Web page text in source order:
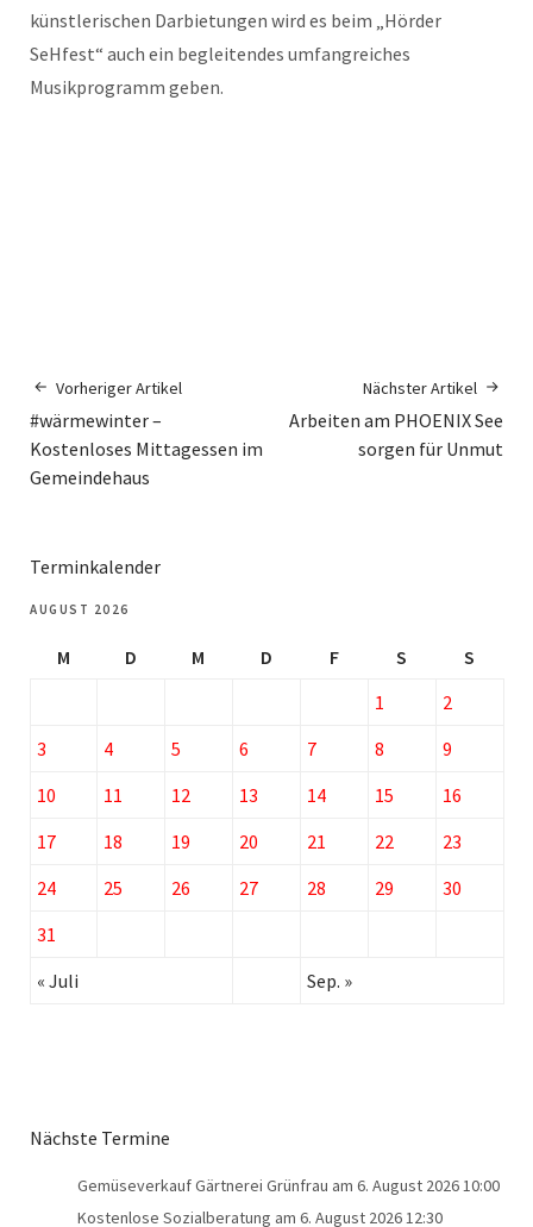
künstlerischen Darbietungen wird es beim „Hörder
SeHfest“ auch ein begleitendes umfangreiches
Musikprogramm geben.
Vorheriger Artikel
#wärmewinter –
Kostenloses Mittagessen im
Gemeindehaus
Nächster Artikel
Arbeiten am PHOENIX See
sorgen für Unmut
Terminkalender
AUGUST 2026
M D M D F S
S
1
2
3
4 5 6 7 8
9
10
11 12 13 14 15
16
17
18 19 20 21 22
23
24
25 26 27 28 29
30
31
« Juli
Sep. »
Nächste Termine
Gemüseverkauf Gärtnerei Grünfrau am 6. August 2026 10:00
Kostenlose Sozialberatung am 6. August 2026 12:30